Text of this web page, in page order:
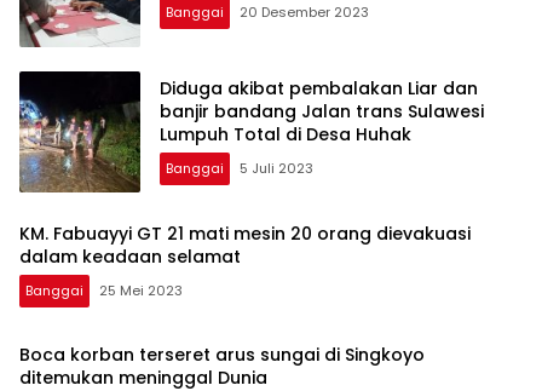
Banggai 20 Desember 2023
Diduga akibat pembalakan Liar dan
banjir bandang Jalan trans Sulawesi
Lumpuh Total di Desa Huhak
Banggai 5 Juli 2023
KM. Fabuayyi GT 21 mati mesin 20 orang dievakuasi
dalam keadaan selamat
Banggai 25 Mei 2023
Boca korban terseret arus sungai di Singkoyo
ditemukan meninggal Dunia